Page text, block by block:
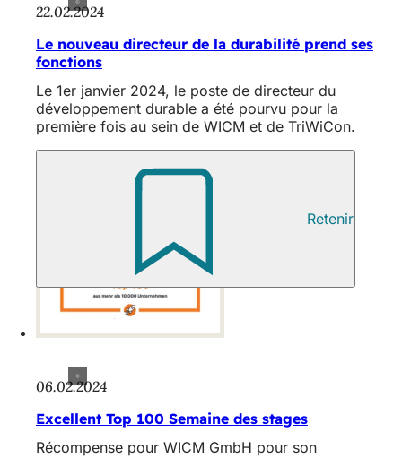
22.02.2024
Le nouveau directeur de la durabilité prend ses
fonctions
Le 1er janvier 2024, le poste de directeur du
développement durable a été pourvu pour la
première fois au sein de WICM et de TriWiCon.
Retenir
06.02.2024
Excellent Top 100 Semaine des stages
Récompense pour WICM GmbH pour son